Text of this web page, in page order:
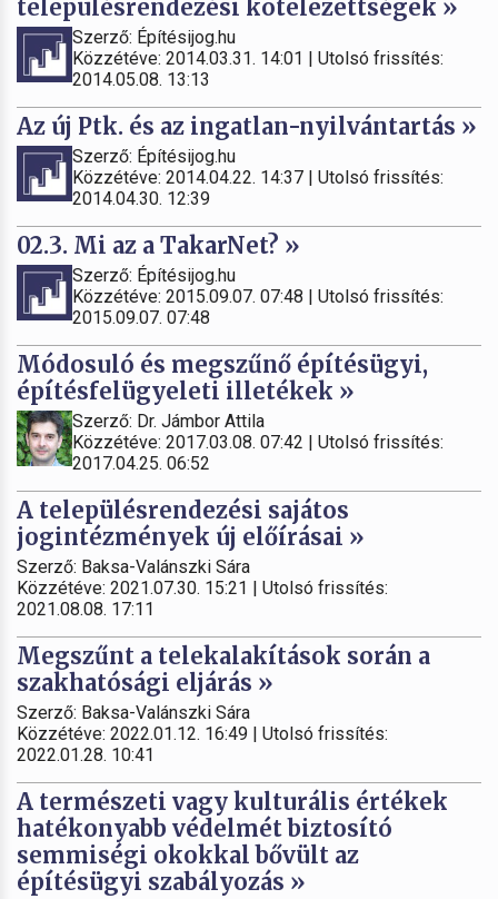
településrendezési kötelezettségek »
Szerző: Építésijog.hu
Közzétéve: 2014.03.31. 14:01 | Utolsó frissítés:
2014.05.08. 13:13
Az új Ptk. és az ingatlan-nyilvántartás »
Szerző: Építésijog.hu
Közzétéve: 2014.04.22. 14:37 | Utolsó frissítés:
2014.04.30. 12:39
02.3. Mi az a TakarNet? »
Szerző: Építésijog.hu
Közzétéve: 2015.09.07. 07:48 | Utolsó frissítés:
2015.09.07. 07:48
Módosuló és megszűnő építésügyi,
építésfelügyeleti illetékek »
Szerző: Dr. Jámbor Attila
Közzétéve: 2017.03.08. 07:42 | Utolsó frissítés:
2017.04.25. 06:52
A településrendezési sajátos
jogintézmények új előírásai »
Szerző: Baksa-Valánszki Sára
Közzétéve: 2021.07.30. 15:21 | Utolsó frissítés:
2021.08.08. 17:11
Megszűnt a telekalakítások során a
szakhatósági eljárás »
Szerző: Baksa-Valánszki Sára
Közzétéve: 2022.01.12. 16:49 | Utolsó frissítés:
2022.01.28. 10:41
A természeti vagy kulturális értékek
hatékonyabb védelmét biztosító
semmiségi okokkal bővült az
építésügyi szabályozás »